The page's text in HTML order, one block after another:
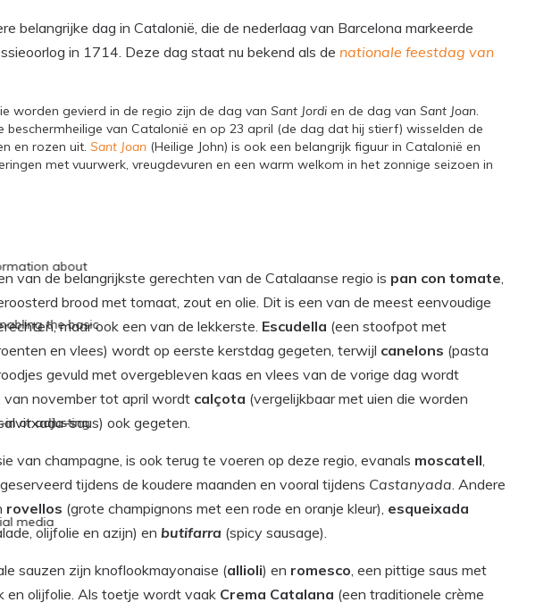
belangrijke dag in Catalonië, die de nederlaag van Barcelona markeerde
in 1714. Deze dag staat nu bekend als de nationale feestdag van
worden gevierd in de regio zijn de dag van Sant Jordi en de dag van Sant Joan
beschermheilige van Catalonië en op 23 april (de dag dat hij stierf) wisselden de
en rozen uit. Sant Joan (Heilige John) is ook een belangrijk figuur in Catalonië en
met vuurwerk, vreugdevuren en een warm welkom in het zonnige seizoen in
van de belangrijkste gerechten van de Catalaanse regio is pan con tomate
brood met tomaat, zout en olie. Dit is een van de meest eenvoudige
maar ook een van de lekkerste. Escudella (een stoofpot met
en vlees) wordt op eerste kerstdag gegeten, terwijl canelons (pasta
gevuld met overgebleven kaas en vlees van de vorige dag wordt
november tot april wordt calçota (vergelijkbaar met uien die worden
saus) ook gegeten.
van champagne, is ook terug te voeren op deze regio, evanals moscatell
tijdens de koudere maanden en vooral tijdens Castanyada . Andere
rovellos (grote champignons met een rode en oranje kleur), esqueixada
olijfolie en azijn) en butifarra (spicy sausage).
sauzen zijn knoflookmayonaise (allioli) en romesco , een pittige saus met
en olijfolie. Als toetje wordt vaak Crema Catalana (een traditionele crème